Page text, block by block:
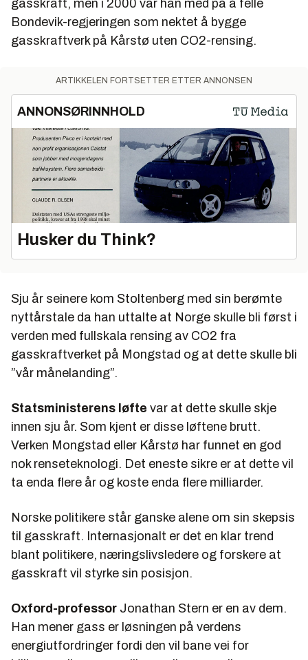
gasskraft, men i 2000 var han med på å felle
Bondevik-regjeringen som nektet å bygge
gasskraftverk på Kårstø uten CO2-rensing.
ARTIKKELEN FORTSETTER ETTER ANNONSEN
ANNONSØRINNHOLD
Husker du Think?
Sju år seinere kom Stoltenberg med sin berømte
nyttårstale da han uttalte at Norge skulle bli først i
verden med fullskala rensing av CO2 fra
gasskraftverket på Mongstad og at dette skulle bli
”vår månelanding”.
Statsministerens løfte var at dette skulle skje
innen sju år. Som kjent er disse løftene brutt.
Verken Mongstad eller Kårstø har funnet en god
nok renseteknologi. Det eneste sikre er at dette vil
ta enda flere år og koste enda flere milliarder.
Norske politikere står ganske alene om sin skepsis
til gasskraft. Internasjonalt er det en klar trend
blant politikere, næringslivsledere og forskere at
gasskraft vil styrke sin posisjon.
Oxford-professor Jonathan Stern er en av dem.
Han mener gass er løsningen på verdens
energiutfordringer fordi den vil bane vei for